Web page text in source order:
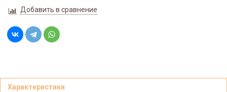
Добавить в сравнение
Характеристики